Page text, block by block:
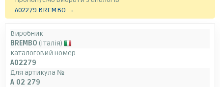
A02279 BREMBO →
Виробник
BREMBO (Італія)
Каталоговий номер
A02279
Для артикула №
A 02 279